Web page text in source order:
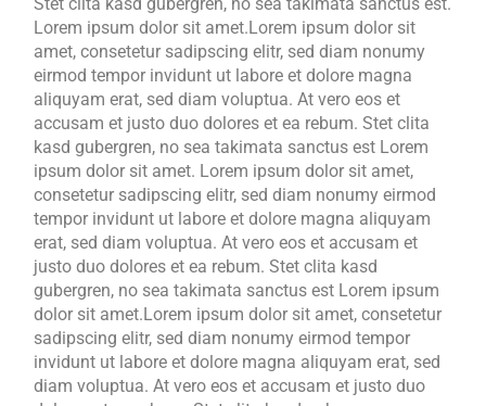
Lorem ipsum dolor sit amet.Lorem ipsum dolor sit
amet, consetetur sadipscing elitr, sed diam nonumy
eirmod tempor invidunt ut labore et dolore magna
aliquyam erat, sed diam voluptua. At vero eos et
accusam et justo duo dolores et ea rebum. Stet clita
kasd gubergren, no sea takimata sanctus est Lorem
ipsum dolor sit amet. Lorem ipsum dolor sit amet,
consetetur sadipscing elitr, sed diam nonumy eirmod
tempor invidunt ut labore et dolore magna aliquyam
erat, sed diam voluptua. At vero eos et accusam et
justo duo dolores et ea rebum. Stet clita kasd
gubergren, no sea takimata sanctus est Lorem ipsum
dolor sit amet.Lorem ipsum dolor sit amet, consetetur
sadipscing elitr, sed diam nonumy eirmod tempor
invidunt ut labore et dolore magna aliquyam erat, sed
diam voluptua. At vero eos et accusam et justo duo